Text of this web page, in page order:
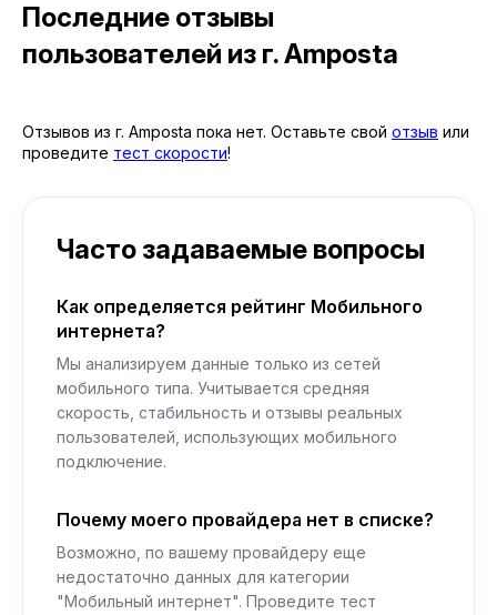
Последние отзывы
пользователей из г. Amposta
Отзывов из г. Amposta пока нет. Оставьте свой отзыв или
проведите тест скорости!
Часто задаваемые вопросы
Как определяется рейтинг Мобильного
интернета?
Мы анализируем данные только из сетей
мобильного типа. Учитывается средняя
скорость, стабильность и отзывы реальных
пользователей, использующих мобильного
подключение.
Почему моего провайдера нет в списке?
Возможно, по вашему провайдеру еще
недостаточно данных для категории
"Мобильный интернет". Проведите тест